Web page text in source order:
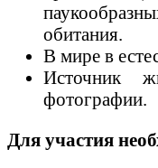
обитания.
В мире в
Источник
фотографии.
Для участия